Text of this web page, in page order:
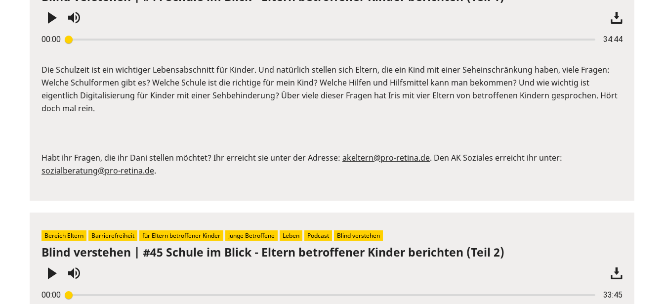
00:00 34:44
Enter
Space
to
show
volume
Die Schulzeit ist ein wichtiger Lebensabschnitt für Kinder. Und natürlich stellen sich Eltern, die ein Kind mit einer Seheinschränkung haben, viele Fragen:
Welche Schulformen gibt es? Welche Schule ist die richtige für mein Kind? Welche Hilfen und Hilfsmittel kann man bekommen? Und wie wichtig ist
eigentlich Digitalisierung für Kinder mit einer Sehbehinderung? Über viele dieser Fragen hat Iris mit vier Eltern von betroffenen Kindern gesprochen. Hört
doch mal rein.
Habt ihr Fragen, die ihr Dani stellen möchtet? Ihr erreicht sie unter der Adresse: akeltern@pro-retina.de. Den AK Soziales erreicht ihr unter:
sozialberatung@pro-retina.de.
Blind verstehen | #45 Schule im Blick - Eltern betroffener Kinder berichten (Teil 2)
00:00 33:45
Enter
Bereich Eltern Barrierefreiheit für Eltern betroffener Kinder junge Betroffene Leben Podcast Blind verstehen